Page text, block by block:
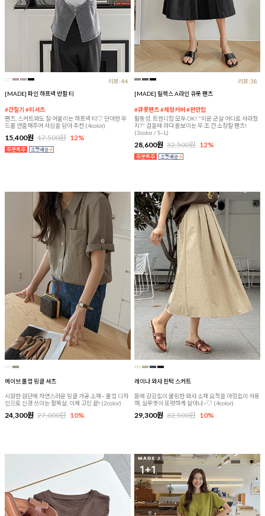
리뷰:44
[MADE] 파인 하프넥 반팔 티
#간절기 #티셔츠
팬츠, 스커트와도 잘 어울리는 하프넥 티♡ 단아한 무
드를 연출해주어 사심을 담아 추천 (4color)
15,400원 17,500원 12%
리뷰:38
[MADE] 릴렉스 A라인 큐롯 팬츠
#큐롯팬츠 #체형커버 #편안함
활동성, 트렌디함 모두 OK! "미운 군살 어디로 사라졌
지?" 걸을때 마다 돋보이는 무.조.건 소장할 팬츠!
(3color / S~L)
28,600원 32,500원 12%
메이브 롤업 링클 셔츠
시원한 원단에 자연스러운 링클 가공 소재~ 롤업 디자
인으로 신경 쓰이는 팔뚝살, 이제 고민 끝! (2color)
24,300원 27,000원 10%
레이나 와샤 핀턱 스커트
몸에 감김없이 쿨링한 와샤 소재 요척을 아낌없이 사용
해, 실루엣이 또렷하게 살아나~♡ (4color)
29,300원 32,500원 10%